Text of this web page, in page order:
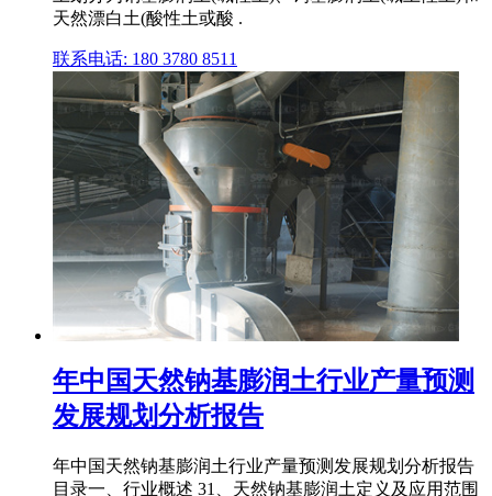
天然漂白土(酸性土或酸 .
联系电话: 180 3780 8511
年中国天然钠基膨润土行业产量预测
发展规划分析报告
年中国天然钠基膨润土行业产量预测发展规划分析报告
目录一、行业概述 31、天然钠基膨润土定义及应用范围